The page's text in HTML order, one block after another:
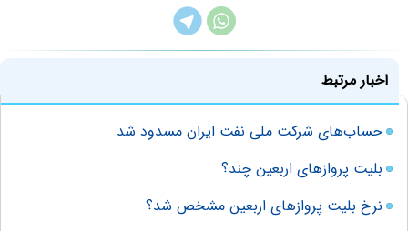
اخبار مرتبط
حساب‌های شرکت ملی نفت ایران مسدود شد
بلیت پروازهای اربعین چند؟
نرخ بلیت پروازهای اربعین مشخص شد؟